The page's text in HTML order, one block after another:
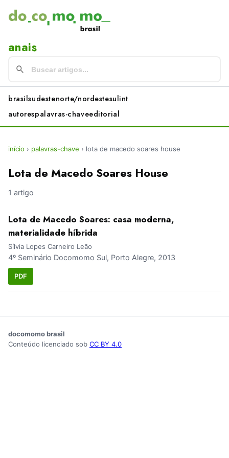
anais
brasilsudestenorte/nordestesulint
autorespalavras-chaveeditorial
início › palavras-chave › lota de macedo soares house
Lota de Macedo Soares House
1 artigo
Lota de Macedo Soares: casa moderna,
materialidade híbrida
Sílvia Lopes Carneiro Leão
4º Seminário Docomomo Sul, Porto Alegre, 2013
PDF
docomomo brasil
Conteúdo licenciado sob CC BY 4.0